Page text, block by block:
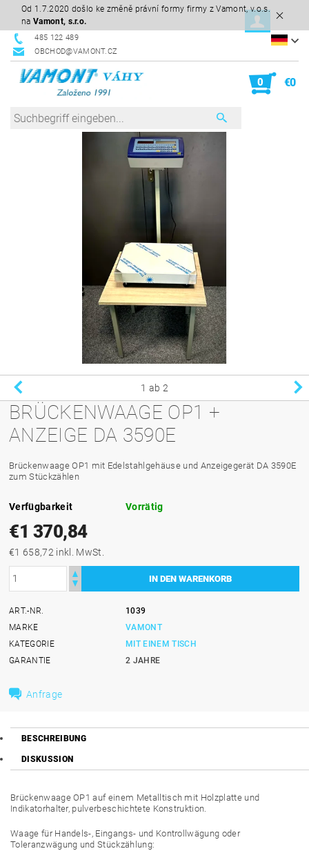
Od 1.7.2020 došlo ke změně právní formy firmy z Vamont, v.o.s.
na Vamont, s.r.o.
485 122 489
OBCHOD@VAMONT.CZ
0 €0
1 ab 2
BRÜCKENWAAGE OP1 +
ANZEIGE DA 3590E
Brückenwaage OP1 mit Edelstahlgehäuse und Anzeigegerät DA 3590E
zum Stückzählen
Verfügbarkeit Vorrätig
€1 370,84
€1 658,72 inkl. MwSt.
ART.-NR.
1039
MARKE
VAMONT
KATEGORIE
MIT EINEM TISCH
GARANTIE
2 JAHRE
Anfrage
BESCHREIBUNG
DISKUSSION
Brückenwaage OP1 auf einem Metalltisch mit Holzplatte und
Indikatorhalter, pulverbeschichtete Konstruktion.
Waage für Handels-, Eingangs- und Kontrollwägung oder
Toleranzwägung und Stückzählung: